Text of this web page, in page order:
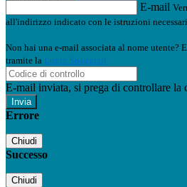
E-mail
all'indirizzo indicato con le istruzioni
Non hai una e-mail associata al nome utente?
tramite la Login Spaggiari
E-mail inviata, si prega di controllare la
Errore
Chiudi
Successo
Chiudi